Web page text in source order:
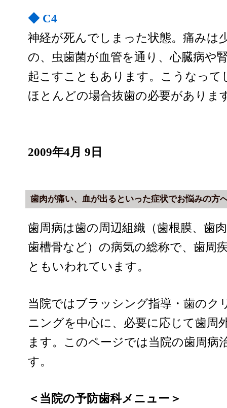
◆ C4
神経が死んでしまった状態。痛みは
の、虫歯菌が血管を通り、心臓病や
起こすこともあります。こうなって
ほとんどの場合抜歯の必要がありま
2009年4月 9日
歯肉が痛い、血が出るといった症状でお悩みの方
歯周病は歯の周辺組織（歯根膜、歯
歯槽骨など）の病気の総称で、歯周
ともいわれています。
当院ではブラッシング指導・歯のク
ニングを中心に、必要に応じて歯周
ます。このページでは当院の歯周病
す。
＜当院の予防歯科メニュー＞